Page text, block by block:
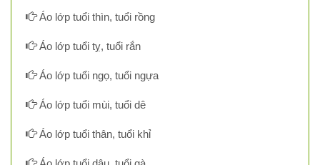
Áo lớp tuổi thìn, tuổi rồng
Áo lớp tuổi tỵ, tuổi rắn
Áo lớp tuổi ngọ, tuổi ngựa
Áo lớp tuổi mùi, tuổi dê
Áo lớp tuổi thân, tuổi khỉ